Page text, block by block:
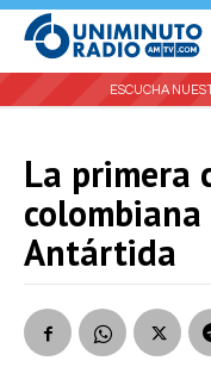
ESCUCHA
La primera
Antártida